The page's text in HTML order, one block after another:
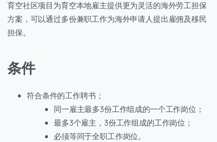
育空社区项目为育空本地雇主提供更为灵活的海外劳工担保
方案，可以通过多份兼职工作为海外申请人提出雇佣及移民
担保。
条件
符合条件的工作聘书；
同一雇主最多3份工作组成的一个工作岗位；
最多3个雇主，3份工作组成的工作岗位；
必须等同于全职工作岗位。